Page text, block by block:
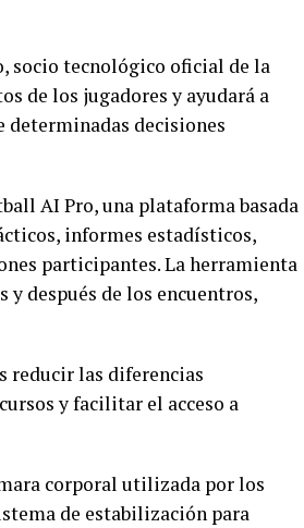
socio tecnológico oficial de la
de los jugadores y ayudará a
determinadas decisiones
AI Pro, una plataforma basada
informes estadísticos,
participantes. La herramienta
después de los encuentros,
reducir las diferencias
y facilitar el acceso a
corporal utilizada por los
de estabilización para